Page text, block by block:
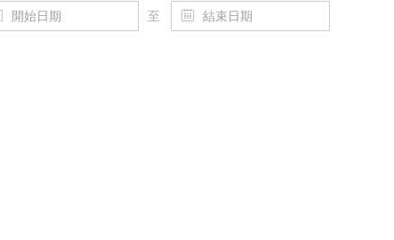
至